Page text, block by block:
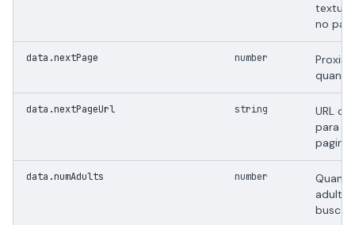
textual
no
data.nextPage number
data.nextPageUrl string
URL
para a
pagina.
data.numAdults number
busca.